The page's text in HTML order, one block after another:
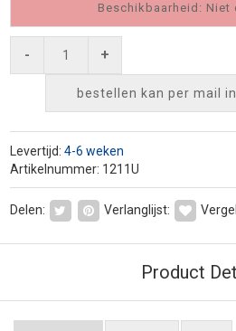
Beschikbaarheid: Niet
- +
bestellen kan per mail
Levertijd: 4-6 weken
Artikelnummer: 1211U
Delen: Verlanglijst:
Product